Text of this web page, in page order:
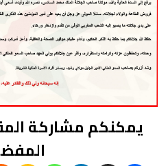
يمكنكم مشاركة